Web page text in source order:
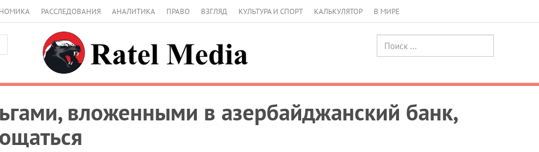
РАССЛЕДОВАНИЯ АНАЛИТИКА ПРАВО ВЗГЛЯД КУЛЬТУРА И СПОРТ КАЛЬКУЛЯТОР В МИРЕ
вложенными в азербайджанский банк,